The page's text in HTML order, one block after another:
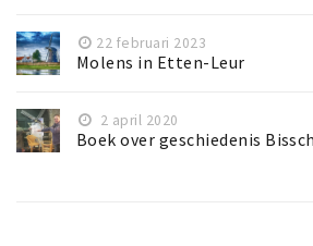
22 februari 2023
Molens in Etten-Leur
2 april 2020
Boek over geschiedenis